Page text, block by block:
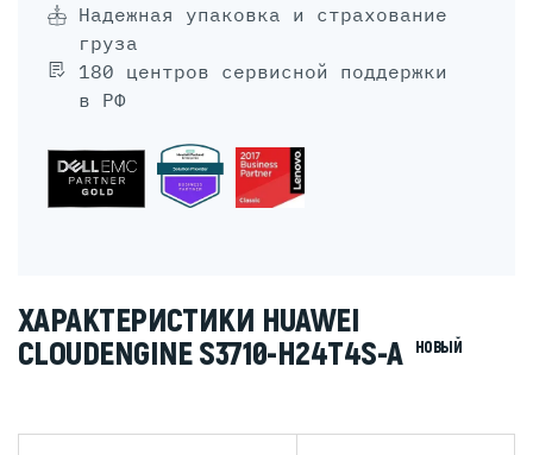
Надежная упаковка и страхование
груза
180 центров сервисной поддержки
в РФ
ХАРАКТЕРИСТИКИ HUAWEI
CLOUDENGINE S3710-H24T4S-A
НОВЫЙ